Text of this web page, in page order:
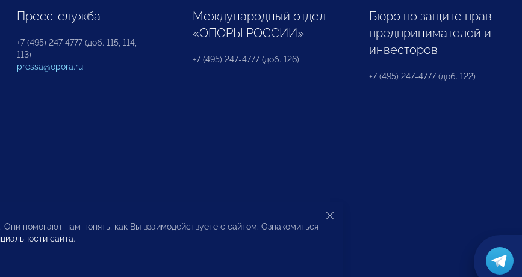
Пресс-служба
+7 (495) 247 4777 (доб. 115, 114,
113)
pressa@opora.ru
Международный отдел
«ОПОРЫ РОССИИ»
+7 (495) 247-4777 (доб. 126)
Бюро по защите прав
предпринимателей и
инвесторов
+7 (495) 247-4777 (доб. 122)
помогают нам понять, как Вы взаимодействуете с сайтом. Ознакомиться
сайта.